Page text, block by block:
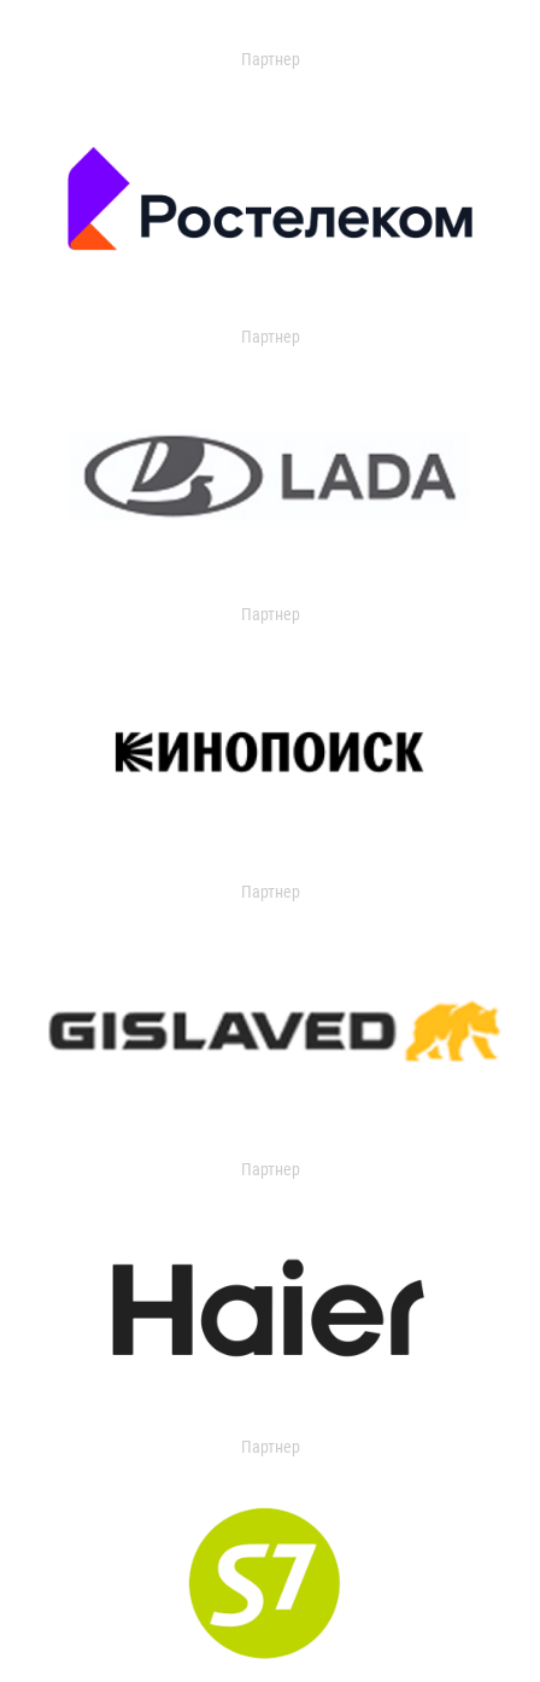
Партнер
Партнер
Партнер
Партнер
Партнер
Партнер